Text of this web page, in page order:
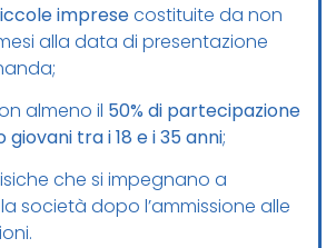
impresecostituite da non
alla data di presentazione
almeno il 50% di partecipazione
giovani tra i 18 e i 35 anni;
che si impegnano a
società dopo l’ammissione alle